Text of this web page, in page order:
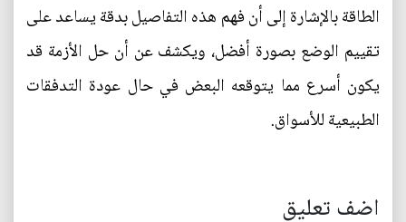
الطاقة بالإشارة إلى أن فهم هذه التفاصيل بدقة يساعد على
تقييم الوضع بصورة أفضل، ويكشف عن أن حل الأزمة قد
يكون أسرع مما يتوقعه البعض في حال عودة التدفقات
الطبيعية للأسواق.
اضف تعليق